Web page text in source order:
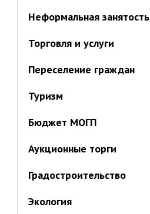
Неформальная занятость
Торговля и услуги
Переселение граждан
Туризм
Бюджет МОГП
Аукционные торги
Градостроительство
Экология